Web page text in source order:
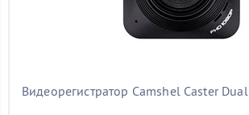
Видеорегистратор Camshel Caster Dual